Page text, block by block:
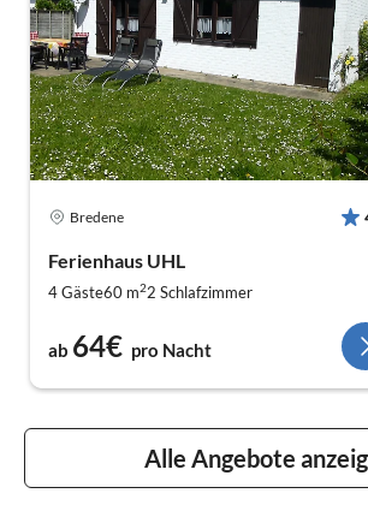
Bredene
Ferienhaus UHL
4 Gäste60 m22 Schlafzimmer
ab 64€ pro Nacht
Alle Angebote